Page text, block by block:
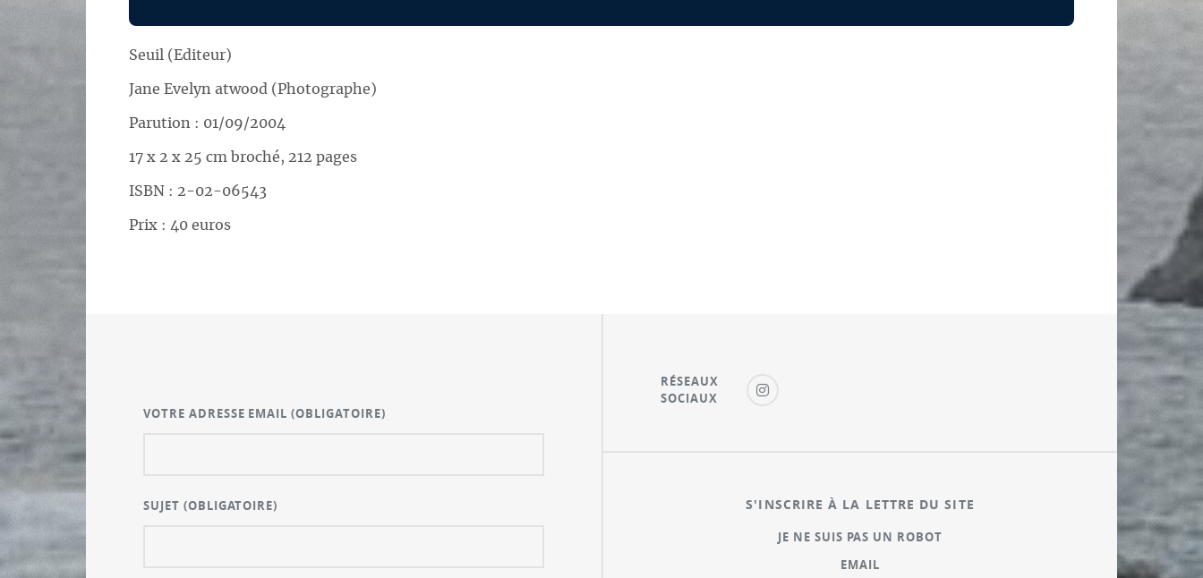
Seuil (Editeur)
Jane Evelyn atwood (Photographe)
Parution : 01/09/2004
17 x 2 x 25 cm broché, 212 pages
ISBN : 2-02-06543
Prix : 40 euros
VOTRE ADRESSE EMAIL(OBLIGATOIRE)
SUJET (OBLIGATOIRE)
RÉSEAUX
SOCIAUX
S'INSCRIRE À LA LETTRE DU SITE
JE NE SUIS PAS UN ROBOT
EMAIL